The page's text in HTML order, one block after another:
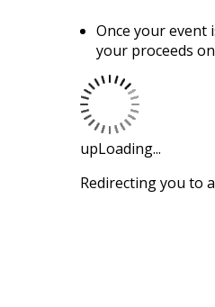
Once your event
your proceeds